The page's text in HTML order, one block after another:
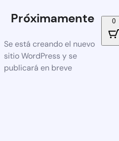
Próximamente
Se está creando el nuevo
sitio WordPress y se
publicará en breve
0